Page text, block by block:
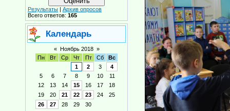
Результаты | Архив опросов
Всего ответов: 165
Календарь
« Ноябрь 2018 »
Пн
Вт Ср Чт Пт Сб
Вс
1
2 3
4
5
6 7 8 9 10
11
12
13 14 15 16 17
18
19
20 21 22 23 24
25
26
27 28 29 30